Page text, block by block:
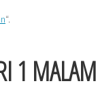
“.
1 MALAM